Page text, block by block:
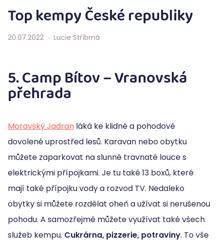
Top kempy České republiky
20.07.2022 Lucie Stříbrná
5. Camp Bítov – Vranovská
přehrada
Moravský Jadran láká ke klidné a pohodové
dovolené uprostřed lesů. Karavan nebo obytku
můžete zaparkovat na slunné travnaté louce s
elektrickými přípojkami. Je tu také 13 boxů, které
mají také přípojku vody a rozvod TV. Nedaleko
obytky si můžete rozdělat oheň a užívat si nerušenou
pohodu. A samozřejmě můžete využívat také všech
služeb kempu. Cukrárna, pizzerie, potraviny. To vše